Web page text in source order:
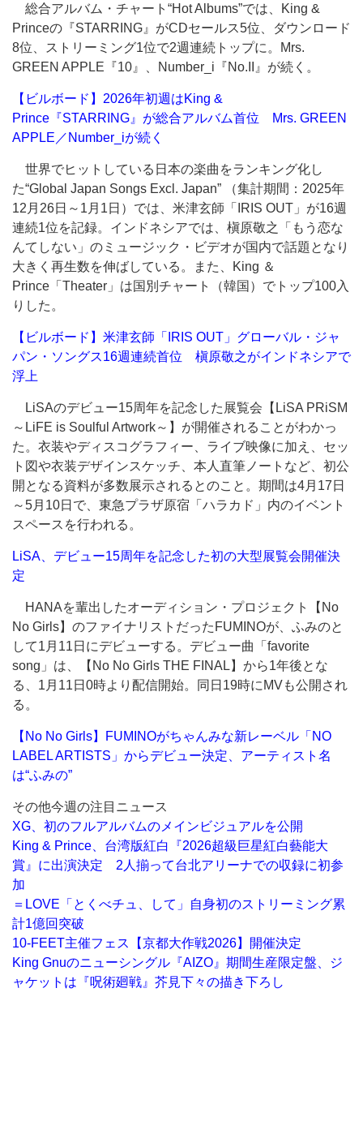
総合アルバム・チャート“Hot Albums”では、King &
Princeの『STARRING』がCDセールス5位、ダウンロード
8位、ストリーミング1位で2週連続トップに。Mrs.
GREEN APPLE『10』、Number_i『No.II』が続く。
【ビルボード】2026年初週はKing &
Prince『STARRING』が総合アルバム首位 Mrs. GREEN
APPLE／Number_iが続く
世界でヒットしている日本の楽曲をランキング化し
た“Global Japan Songs Excl. Japan” （集計期間：2025年
12月26日～1月1日）では、米津玄師「IRIS OUT」が16週
連続1位を記録。インドネシアでは、槇原敬之「もう恋な
んてしない」のミュージック・ビデオが国内で話題となり
大きく再生数を伸ばしている。また、King ＆
Prince「Theater」は国別チャート（韓国）でトップ100入
りした。
【ビルボード】米津玄師「IRIS OUT」グローバル・ジャ
パン・ソングス16週連続首位 槇原敬之がインドネシアで
浮上
LiSAのデビュー15周年を記念した展覧会【LiSA PRiSM
～LiFE is Soulful Artwork～】が開催されることがわかっ
た。衣装やディスコグラフィー、ライブ映像に加え、セッ
ト図や衣装デザインスケッチ、本人直筆ノートなど、初公
開となる資料が多数展示されるとのこと。期間は4月17日
～5月10日で、東急プラザ原宿「ハラカド」内のイベント
スペースを行われる。
LiSA、デビュー15周年を記念した初の大型展覧会開催決
定
HANAを輩出したオーディション・プロジェクト【No
No Girls】のファイナリストだったFUMINOが、ふみのと
して1月11日にデビューする。デビュー曲「favorite
song」は、【No No Girls THE FINAL】から1年後とな
る、1月11日0時より配信開始。同日19時にMVも公開され
る。
【No No Girls】FUMINOがちゃんみな新レーベル「NO
LABEL ARTISTS」からデビュー決定、アーティスト名
は“ふみの”
その他今週の注目ニュース
XG、初のフルアルバムのメインビジュアルを公開
King & Prince、台湾版紅白『2026超級巨星紅白藝能大
賞』に出演決定 2人揃って台北アリーナでの収録に初参
加
＝LOVE「とくべチュ、して」自身初のストリーミング累
計1億回突破
10-FEET主催フェス【京都大作戦2026】開催決定
King Gnuのニューシングル『AIZO』期間生産限定盤、ジ
ャケットは『呪術廻戦』芥見下々の描き下ろし